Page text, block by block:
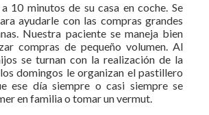
10 minutos de su casa en coche. Se
ayudarle con las compras grandes
Nuestra paciente se maneja bien
compras de pequeño volumen. Al
se turnan con la realización de la
domingos le organizan el pastillero
ese día siempre o casi siempre se
en familia o tomar un vermut.